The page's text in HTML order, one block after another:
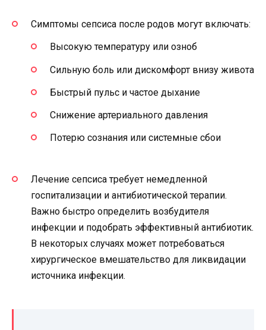
Симптомы сепсиса после родов могут включать:
Высокую температуру или озноб
Сильную боль или дискомфорт внизу живота
Быстрый пульс и частое дыхание
Снижение артериального давления
Потерю сознания или системные сбои
Лечение сепсиса требует немедленной
госпитализации и антибиотической терапии.
Важно быстро определить возбудителя
инфекции и подобрать эффективный антибиотик.
В некоторых случаях может потребоваться
хирургическое вмешательство для ликвидации
источника инфекции.